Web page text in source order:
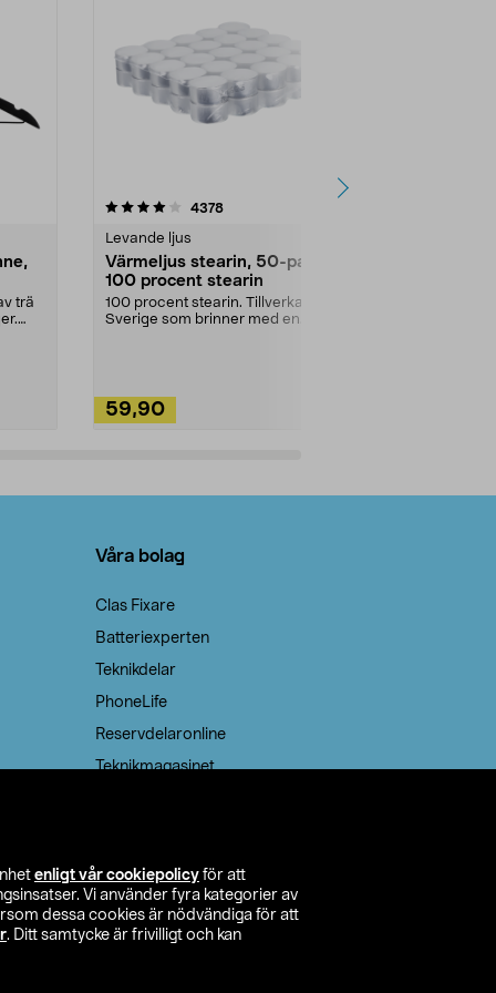
enligt vår cookiepolicy för att
Vi använder fyra kategorier av
dessa cookies är nödvändiga för att
. Ditt samtycke är frivilligt och kan
trä
4378recensioner
Levande ljus
Värmeljus stearin, 50-pack,
100 procent stearin
100 procent stearin. Tillverkade i
Sverige som brinner med en
59,90
4.5av 5 stjärnor
Våra bolag
Clas Fixare
Batteriexperten
Teknikdelar
PhoneLife
Reservdelaronline
Teknikmagasinet